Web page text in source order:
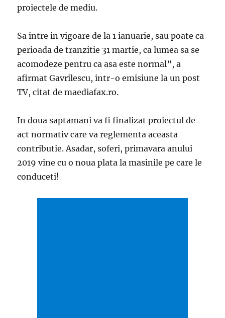
proiectele de mediu.
Sa intre in vigoare de la 1 ianuarie, sau poate ca
perioada de tranzitie 31 martie, ca lumea sa se
acomodeze pentru ca asa este normal”, a
afirmat Gavrilescu, intr-o emisiune la un post
TV, citat de maediafax.ro.
In doua saptamani va fi finalizat proiectul de
act normativ care va reglementa aceasta
contributie. Asadar, soferi, primavara anului
2019 vine cu o noua plata la masinile pe care le
conduceti!